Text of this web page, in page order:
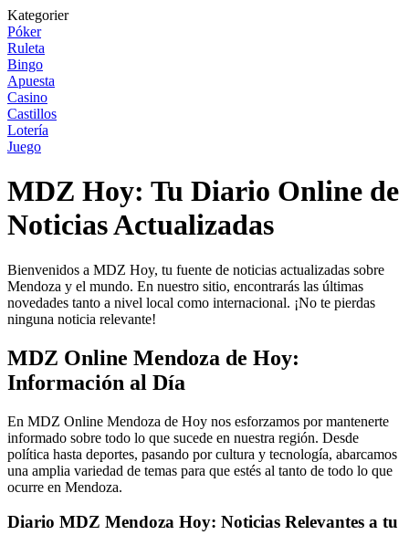
Kategorier
Póker
Ruleta
Bingo
Apuesta
Casino
Castillos
Lotería
Juego
MDZ Hoy: Tu Diario Online de
Noticias Actualizadas
Bienvenidos a MDZ Hoy, tu fuente de noticias actualizadas sobre
Mendoza y el mundo. En nuestro sitio, encontrarás las últimas
novedades tanto a nivel local como internacional. ¡No te pierdas
ninguna noticia relevante!
MDZ Online Mendoza de Hoy:
Información al Día
En MDZ Online Mendoza de Hoy nos esforzamos por mantenerte
informado sobre todo lo que sucede en nuestra región. Desde
política hasta deportes, pasando por cultura y tecnología, abarcamos
una amplia variedad de temas para que estés al tanto de todo lo que
ocurre en Mendoza.
Diario MDZ Mendoza Hoy: Noticias Relevantes a tu